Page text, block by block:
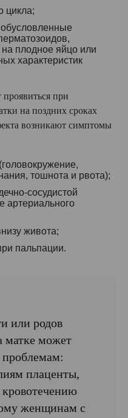
цикла;
плодное яйцо или
характеристик
проявиться при
на поздних сроках
возникают симптомы
тошнота и рвота);
сосудистой
артериального
живота;
пальпации.
или родов
матке может
проблемам:
плаценты,
кровотечению
женщинам с